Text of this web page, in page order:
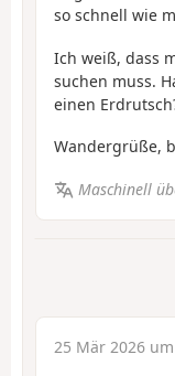
so schnell wie
Ich weiß, dass
suchen muss.
einen
Wandergrüße,
Maschinell
25 Mär 2026